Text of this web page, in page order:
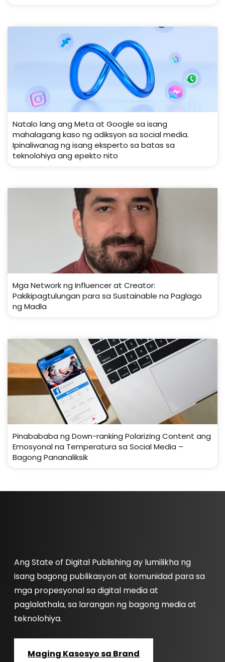
Natalo lang ang Meta at Google sa isang
mahalagang kaso ng adiksyon sa social media.
Ipinaliwanag ng isang eksperto sa batas sa
teknolohiya ang epekto nito
Mga Network ng Influencer at Creator:
Pakikipagtulungan para sa Sustainable na Paglago
ng Madla
Pinabababa ng Down-ranking Polarizing Content ang
Emosyonal na Temperatura sa Social Media –
Bagong Pananaliksik
Ang State of Digital Publishing ay lumilikha ng
isang bagong publikasyon at komunidad para sa
mga propesyonal sa digital media at
paglalathala, sa larangan ng bagong media at
teknolohiya.
Maging Kasosyo sa Brand